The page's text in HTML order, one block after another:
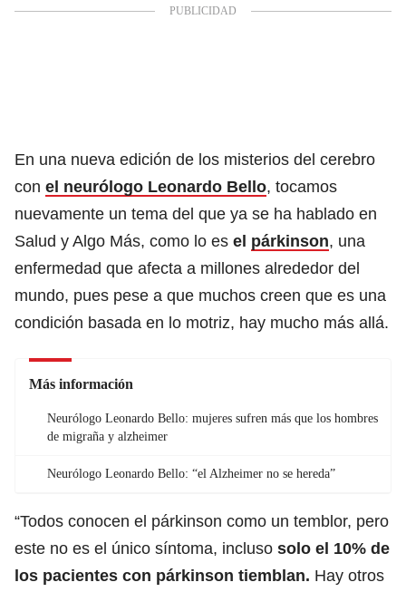
En una nueva edición de los misterios del cerebro
con el neurólogo Leonardo Bello, tocamos
nuevamente un tema del que ya se ha hablado en
Salud y Algo Más, como lo es el párkinson, una
enfermedad que afecta a millones alrededor del
mundo, pues pese a que muchos creen que es una
condición basada en lo motriz, hay mucho más allá.
Más información
Neurólogo Leonardo Bello: mujeres sufren más que los hombres
de migraña y alzheimer
Neurólogo Leonardo Bello: “el Alzheimer no se hereda”
“Todos conocen el párkinson como un temblor, pero
este no es el único síntoma, incluso solo el 10% de
los pacientes con párkinson tiemblan. Hay otros